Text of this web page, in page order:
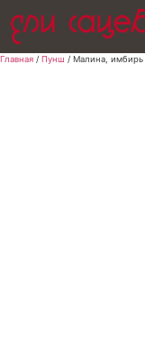
Главная / Пунш / Малина, имбирь